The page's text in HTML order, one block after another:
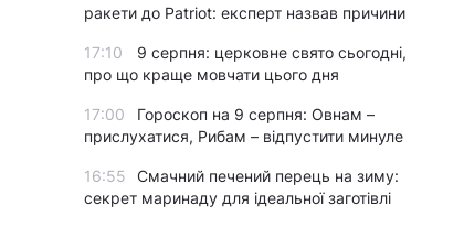
ракети до Patriot: експерт назвав причини
17:10
9 серпня: церковне свято сьогодні,
про що краще мовчати цього дня
17:00
Гороскоп на 9 серпня: Овнам –
прислухатися, Рибам – відпустити минуле
16:55
Смачний печений перець на зиму:
секрет маринаду для ідеальної заготівлі